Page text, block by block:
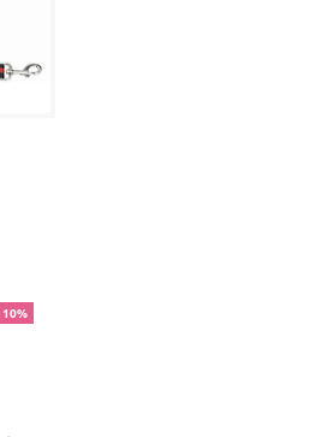
10%